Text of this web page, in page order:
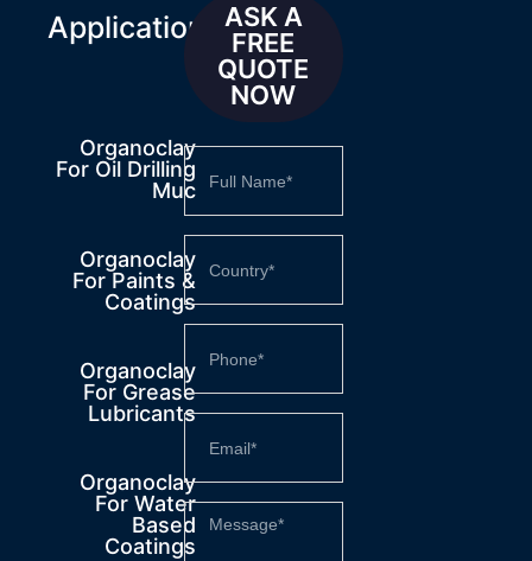
Applications
Organoclay
For Oil Drilling
Muc
Organoclay
For Paints &
Coatings
Organoclay
For Grease
Lubricants
Organoclay
For Water
Based
Coatings
ASK A
FREE
QUOTE
NOW